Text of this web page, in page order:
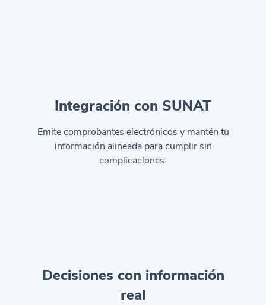
Integración con SUNAT
Emite comprobantes electrónicos y mantén tu
información alineada para cumplir sin
complicaciones.
Decisiones con información
real